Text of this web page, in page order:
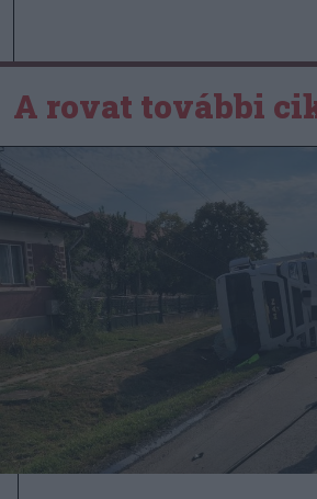
A rovat további